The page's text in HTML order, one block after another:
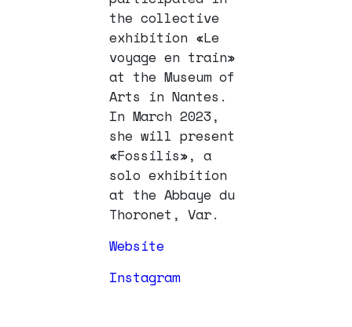
the collective
exhibition «Le
voyage en train»
at the Museum of
Arts in Nantes.
In March 2023,
she will present
«Fossilis», a
solo exhibition
at the Abbaye du
Thoronet, Var.
Website
Instagram